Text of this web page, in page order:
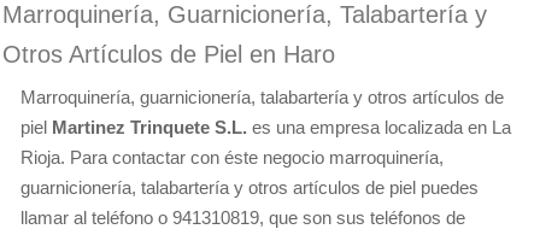
Marroquinería, Guarnicionería, Talabartería y
Otros Artículos de Piel en Haro
Marroquinería, guarnicionería, talabartería y otros artículos de
piel Martinez Trinquete S.L. es una empresa localizada en La
Rioja. Para contactar con éste negocio marroquinería,
guarnicionería, talabartería y otros artículos de piel puedes
llamar al teléfono o 941310819, que son sus teléfonos de